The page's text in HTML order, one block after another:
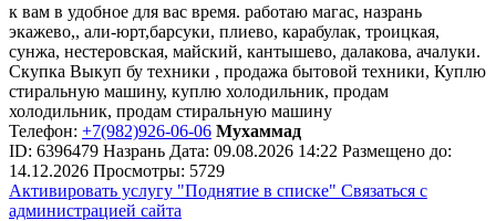
к вам в удобное для вас время. работаю магас, назрань
экажево,, али-юрт,барсуки, плиево, карабулак, троицкая,
сунжа, нестеровская, майский, кантышево, далакова, ачалуки.
Скупка Выкуп бу техники , продажа бытовой техники, Куплю
стиральную машину, куплю холодильник, продам
холодильник, продам стиральную машину
Телефон: +7(982)926-06-06 Мухаммад
ID: 6396479 Назрань Дата: 09.08.2026 14:22 Размещено до:
14.12.2026 Просмотры: 5729
Активировать услугу "Поднятие в списке" Связаться с
администрацией сайта